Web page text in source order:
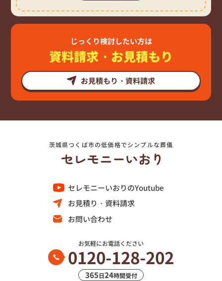
じっくり検討したい方は
資料請求・お見積もり
お見積もり・資料請求
茨城県つくば市の低価格でシンプルな葬儀
セレモニーいおりのYoutube
お見積り・資料請求
お問い合わせ
お気軽にお電話ください
0120-128-202
365日24時間受付